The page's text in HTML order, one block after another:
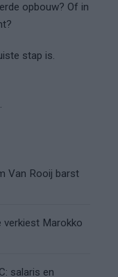
opbouw? Of in
stap is.
Van Rooij barst
verkiest Marokko
salaris en